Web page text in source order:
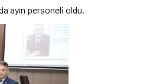
ayın personeli oldu.